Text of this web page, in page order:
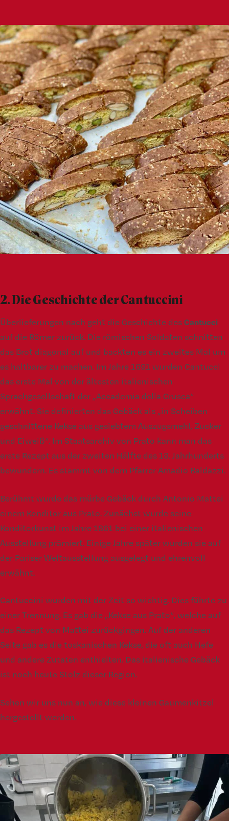
2. Die Geschichte der Cantuccini
Überlieferungen nach geht die Geschichte desCantucci
auf die Römer zurück. Die römischen Soldaten schnitten
das Brot diagonal auf und backten es ein zweites Mal um
es haltbarer zu machen. Im Jahre 1691 wurden Cantucci
das erste Mal von der ältesten italienischen
Sprachgesellschaft der „Accademia della Crusca“
erwähnt. Sie definierten das Gebäck als „in Scheiben
geschnittene Kekse aus gesiebtem Auszugsmehl, Zucker
und Eiweiß“. Im Staatsarchiv von Prato kann man das
erste Rezept aus der zweiten Hälfte des 18. Jahrhunderts
bewundern. Es stammt von dem Pfarrer Amadio Baldazzi.
Berühmt wurde das mürbe Gebäck durch Antonio Mattei
einem Konditor aus Prato. Zunächst wurde seine
Konditorkunst im Jahre 1861 bei einer italienischen
Ausstellung prämiert. Einige Jahre später wurden sie auf
der Pariser Weltausstellung ausgelegt und ehrenvoll
erwähnt.
Cantuccini wurden mit der Zeit so wichtig. Dies führte zu
einer Trennung. Es gab die „Kekse aus Prato“, welche auf
das Rezept von Mattei zurückgingen. Auf der anderen
Seite gab es die toskanischen Kekse, die oft auch Hefe
und andere Zutaten enthielten. Das italienische Gebäck
ist noch heute Stolz dieser Region.
Sehen wir uns nun an, wie diese kleinen Gaumenkitzel
hergestellt werden.